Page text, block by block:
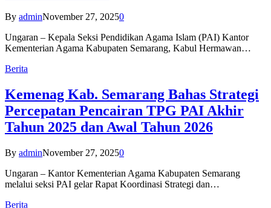
By adminNovember 27, 20250
Ungaran – Kepala Seksi Pendidikan Agama Islam (PAI) Kantor
Kementerian Agama Kabupaten Semarang, Kabul Hermawan…
Berita
Kemenag Kab. Semarang Bahas Strategi
Percepatan Pencairan TPG PAI Akhir
Tahun 2025 dan Awal Tahun 2026
By adminNovember 27, 20250
Ungaran – Kantor Kementerian Agama Kabupaten Semarang
melalui seksi PAI gelar Rapat Koordinasi Strategi dan…
Berita